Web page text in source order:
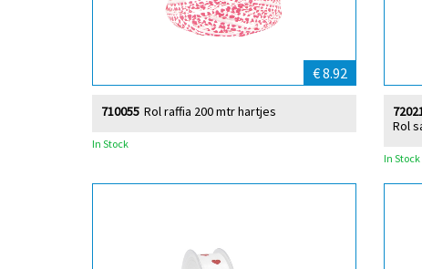
€ 8.92
Rol raffia 200 mtr hartjes
710055
In Stock
Rol
In Stock